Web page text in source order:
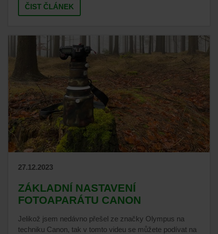
ČIST ČLÁNEK
27.12.2023
ZÁKLADNÍ NASTAVENÍ
FOTOAPARÁTU CANON
Jelikož jsem nedávno přešel ze značky Olympus na
techniku Canon, tak v tomto videu se můžete podívat na